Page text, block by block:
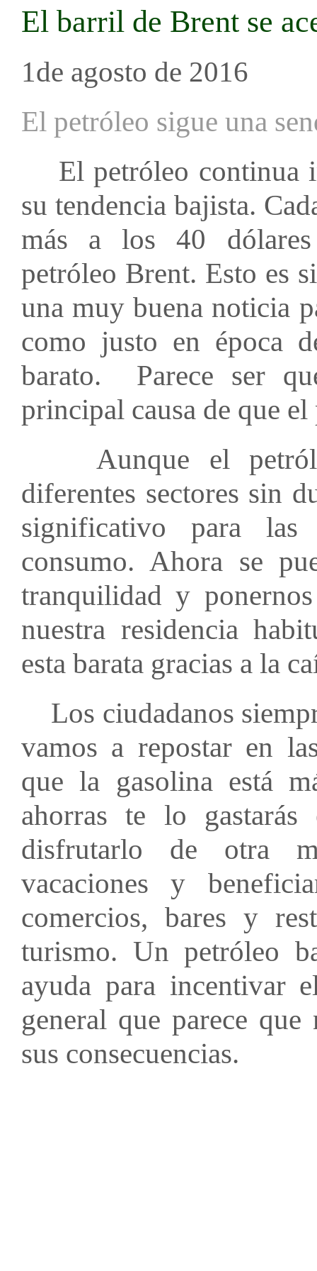
El barril de Brent se
1de agosto de 2016
El petróleo sigue una
El petróleo continua
su tendencia bajista.
más a los 40
petróleo Brent. Esto es
una muy buena noticia
como justo en época
barato. Parece ser
principal causa de que
Aunque el
diferentes sectores sin
significativo para
consumo. Ahora se
tranquilidad y
nuestra residencia
esta barata gracias a la
Los ciudadanos
vamos a repostar en
que la gasolina está
ahorras te lo gastarás
disfrutarlo de otra
vacaciones y
comercios, bares y
turismo. Un petróleo
ayuda para incentivar
general que parece
sus consecuencias.